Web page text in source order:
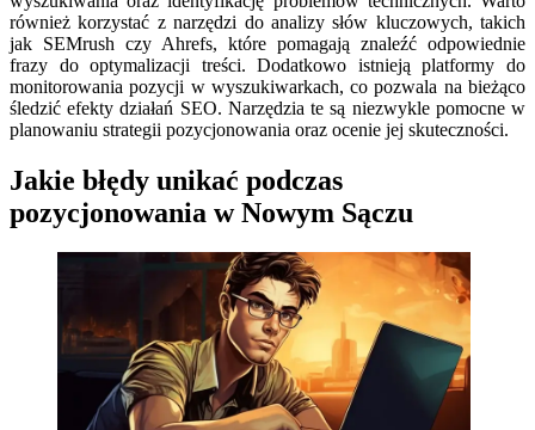
również korzystać z narzędzi do analizy słów kluczowych, takich
jak SEMrush czy Ahrefs, które pomagają znaleźć odpowiednie
frazy do optymalizacji treści. Dodatkowo istnieją platformy do
monitorowania pozycji w wyszukiwarkach, co pozwala na bieżąco
śledzić efekty działań SEO. Narzędzia te są niezwykle pomocne w
planowaniu strategii pozycjonowania oraz ocenie jej skuteczności.
Jakie błędy unikać podczas
pozycjonowania w Nowym Sączu